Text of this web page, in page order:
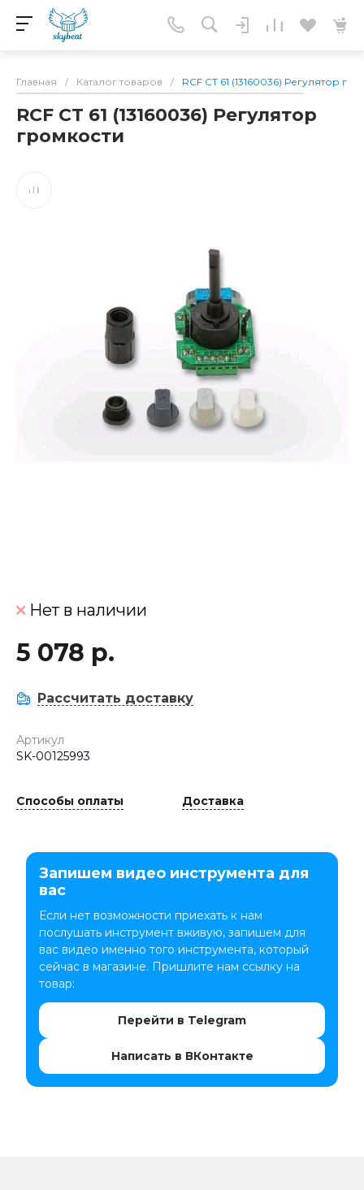
Главная / Каталог товаров / RCF CT 61 (13160036) Регулятор
RCF CT 61 (13160036) Регулятор
громкости
Нет в наличии
5 078 р.
Рассчитать доставку
Артикул
SK-00125993
Способы оплаты Доставка
Запишем видео инструмента для
вас
Если нет возможности приехать к нам
послушать инструмент вживую, запишем для
вас видео именно того инструмента, который
сейчас в магазине. Пришлите нам ссылку на
товар:
Перейти в Telegram
Написать в ВКонтакте